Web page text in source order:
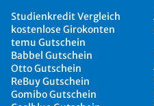
Studienkredit Vergleich
kostenlose Girokonten
temu Gutschein
Babbel Gutschein
Otto Gutschein
ReBuy Gutschein
Gomibo Gutschein